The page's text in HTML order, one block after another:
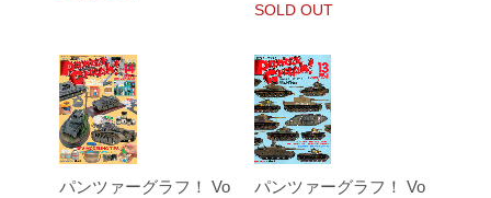
SOLD OUT
パンツァーグラフ！ Vo
パンツァーグラフ！ Vo